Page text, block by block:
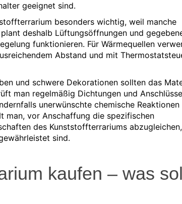
geeignet sind.
besonders wichtig, weil manche
deshalb Lüftungsöffnungen und
funktionieren. Für Wärmequellen
Abstand und mit
und schwere Dekorationen sollten das
man regelmäßig Dichtungen und
unerwünschte chemische
man, vor Anschaffung die spezifischen
des Kunststoffterrariums abzugleichen,
sind.
kaufen – was